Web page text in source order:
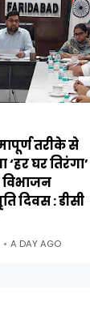
तरीके से
घर तिरंगा’
दिवस : डीसी
A DAY AGO